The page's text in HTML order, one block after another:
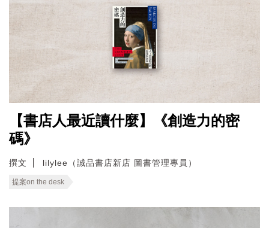
【書店人最近讀什麼】《創造力的密
碼》
撰文 lilylee（誠品書店新店 圖書管理專員）
提案on the desk